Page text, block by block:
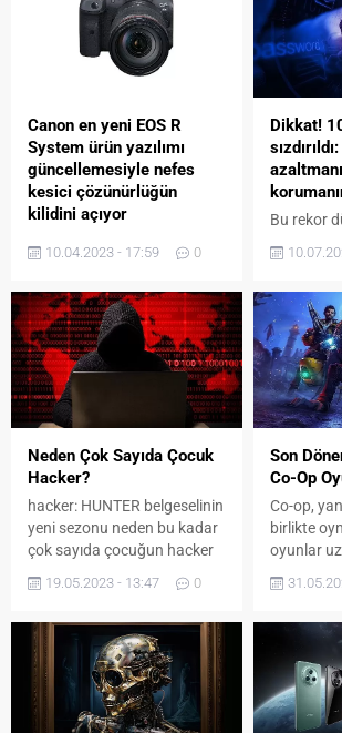
Canon en yeni EOS R
System ürün yazılımı
güncellemesiyle nefes
kesici çözünürlüğün
kilidini açıyor
teknolojileri lideri Canon; EOS
kullanıcılarından gelen geri
bildirimler ve talepler
doğrultusunda geliştirdiği
yazılım güncellemelerini
kullanıma sunuyor.
10.04.2023 - 17:59 0
Dikkat!
Bu rekor
sahip
Neden Çok Sayıda Çocuk
Hacker?
hacker: HUNTER belgeselinin
yeni sezonu neden bu kadar
çok sayıda çocuğun hacker
olduğunu sorguluyor.
19.05.2023 - 13:47 0
Son
Co-Op
Co-op,
birlikte
oyunlar